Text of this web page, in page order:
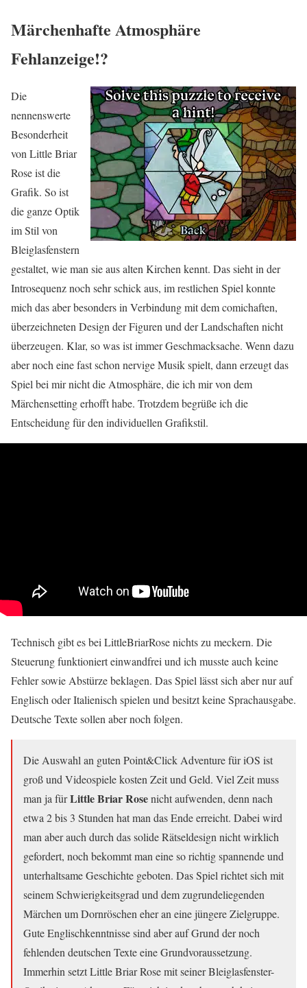
Märchenhafte Atmosphäre
Fehlanzeige!?
Die
nennenswerte
Besonderheit
von Little Briar
Rose ist die
Grafik. So ist
die ganze Optik
im Stil von
Bleiglasfenstern
gestaltet, wie man sie aus alten Kirchen kennt. Das sieht in der
Introsequenz noch sehr schick aus, im restlichen Spiel konnte
mich das aber besonders in Verbindung mit dem comichaften,
überzeichneten Design der Figuren und der Landschaften nicht
überzeugen. Klar, so was ist immer Geschmacksache. Wenn dazu
aber noch eine fast schon nervige Musik spielt, dann erzeugt das
Spiel bei mir nicht die Atmosphäre, die ich mir von dem
Märchensetting erhofft habe. Trotzdem begrüße ich die
Entscheidung für den individuellen Grafikstil.
Technisch gibt es bei LittleBriarRose nichts zu meckern. Die
Steuerung funktioniert einwandfrei und ich musste auch keine
Fehler sowie Abstürze beklagen. Das Spiel lässt sich aber nur auf
Englisch oder Italienisch spielen und besitzt keine Sprachausgabe.
Deutsche Texte sollen aber noch folgen.
Die Auswahl an guten Point&Click Adventure für iOS ist
groß und Videospiele kosten Zeit und Geld. Viel Zeit muss
man ja fürLittle Briar Rosenicht aufwenden, denn nach
etwa 2 bis 3 Stunden hat man das Ende erreicht. Dabei wird
man aber auch durch das solide Rätseldesign nicht wirklich
gefordert, noch bekommt man eine so richtig spannende und
unterhaltsame Geschichte geboten. Das Spiel richtet sich mit
seinem Schwierigkeitsgrad und dem zugrundeliegenden
Märchen um Dornröschen eher an eine jüngere Zielgruppe.
Gute Englischkenntnisse sind aber auf Grund der noch
fehlenden deutschen Texte eine Grundvoraussetzung.
Immerhin setzt Little Briar Rose mit seiner Bleiglasfenster-